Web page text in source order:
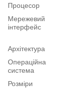
Процесор
Мережевий
інтерфейс
Архітектура
Операційна
система
Розміри